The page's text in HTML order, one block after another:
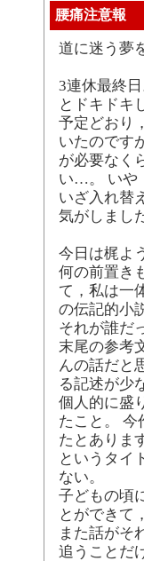
腰痛注意報
道に迷う夢
3連休最終
とドキドキ
予定どおり
いたのです
が必要なく
い…。 いや
いざ入れ替
気がしまし
今日は梶よ
何の前置き
て，私は一
の伝記的小
それが誰だ
末尾の参考
んの話だと
る記述が少
個人的に盛
たこと。 今
たとありま
というタイ
ない。
子どもの頃
とができて
また話がそ
追うことだ